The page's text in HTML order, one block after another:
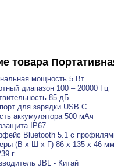
товара
мощность 5 Вт
диапазон 100 – 20000 Гц
85 дБ
для зарядки USB C
аккумулятора 500 мАч
IP67
Bluetooth 5.1 с
(В х Ш х Г) 86 x 135 x 46 мм
г
JBL - Китай